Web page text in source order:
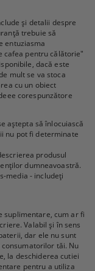
și detalii despre
trebuie să
entuziasma
cafea pentru călătorie"
dacă este
mult se va stoca
cu un obiect
corespunzătore
aștepta să înlocuiască
nu pot fi determinate
produsul
dumneavoastră.
media - includeți
suplimentare, cum ar fi
Valabil și în sens
dar ele nu sunt
tăi. Nu
la deschiderea cutiei
pentru a utiliza